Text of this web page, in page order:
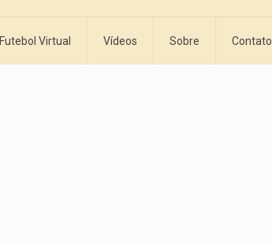
Futebol Virtual Vídeos Sobre Contato